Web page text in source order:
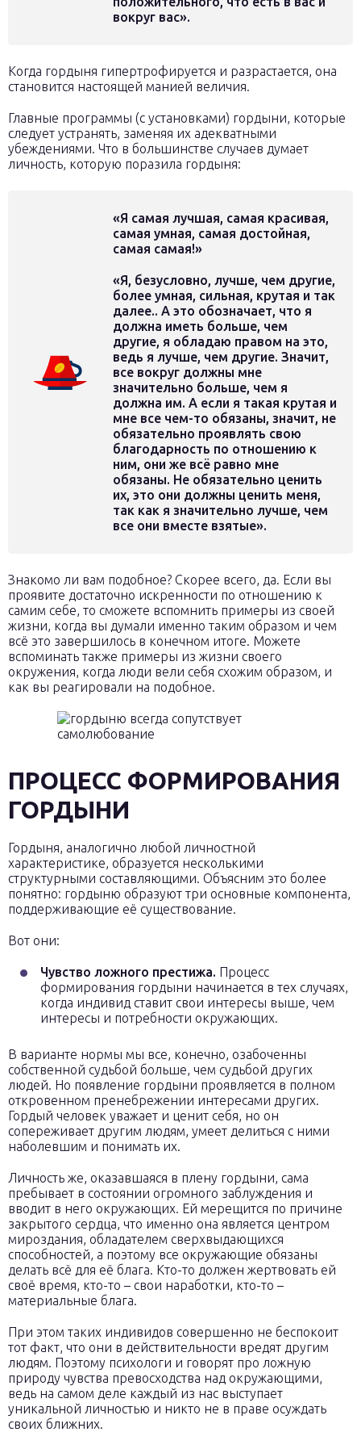
вокруг вас».
Когда гордыня гипертрофируется и разрастается, она
становится настоящей манией величия.
Главные программы (с установками) гордыни, которые
следует устранять, заменяя их адекватными
убеждениями. Что в большинстве случаев думает
личность, которую поразила гордыня:
«Я самая лучшая, самая красивая,
самая умная, самая достойная,
самая самая!»
«Я, безусловно, лучше, чем другие,
более умная, сильная, крутая и так
далее.. А это обозначает, что я
должна иметь больше, чем
другие, я обладаю правом на это,
ведь я лучше, чем другие. Значит,
все вокруг должны мне
значительно больше, чем я
должна им. А если я такая крутая и
мне все чем-то обязаны, значит, не
обязательно проявлять свою
благодарность по отношению к
ним, они же всё равно мне
обязаны. Не обязательно ценить
их, это они должны ценить меня,
так как я значительно лучше, чем
все они вместе взятые».
Знакомо ли вам подобное? Скорее всего, да. Если вы
проявите достаточно искренности по отношению к
самим себе, то сможете вспомнить примеры из своей
жизни, когда вы думали именно таким образом и чем
всё это завершилось в конечном итоге. Можете
вспоминать также примеры из жизни своего
окружения, когда люди вели себя схожим образом, и
как вы реагировали на подобное.
ПРОЦЕСС ФОРМИРОВАНИЯ
ГОРДЫНИ
Гордыня, аналогично любой личностной
характеристике, образуется несколькими
структурными составляющими. Объясним это более
понятно: гордыню образуют три основные компонента,
поддерживающие её существование.
Вот они:
Чувство ложного престижа. Процесс
формирования гордыни начинается в тех случаях,
когда индивид ставит свои интересы выше, чем
интересы и потребности окружающих.
В варианте нормы мы все, конечно, озабоченны
собственной судьбой больше, чем судьбой других
людей. Но появление гордыни проявляется в полном
откровенном пренебрежении интересами других.
Гордый человек уважает и ценит себя, но он
сопереживает другим людям, умеет делиться с ними
наболевшим и понимать их.
Личность же, оказавшаяся в плену гордыни, сама
пребывает в состоянии огромного заблуждения и
вводит в него окружающих. Ей мерещится по причине
закрытого сердца, что именно она является центром
мироздания, обладателем сверхвыдающихся
способностей, а поэтому все окружающие обязаны
делать всё для её блага. Кто-то должен жертвовать ей
своё время, кто-то – свои наработки, кто-то –
материальные блага.
При этом таких индивидов совершенно не беспокоит
тот факт, что они в действительности вредят другим
людям. Поэтому психологи и говорят про ложную
природу чувства превосходства над окружающими,
ведь на самом деле каждый из нас выступает
уникальной личностью и никто не в праве осуждать
своих ближних.